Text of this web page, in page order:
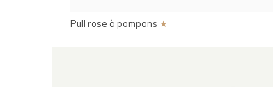
Pull rose à pompons ★